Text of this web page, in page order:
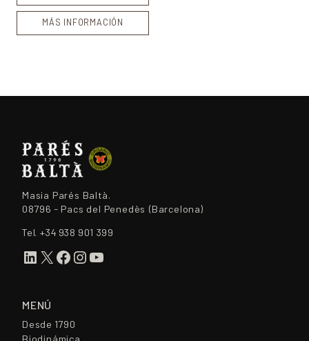
MÁS INFORMACIÓN
Masia Parés Baltà.
08796 - Pacs del Penedès (Barcelona)
Tel. +34 938 901 399
LinkedIn
X Facebook
Instagram
YouTube
MENÚ
Desde 1790